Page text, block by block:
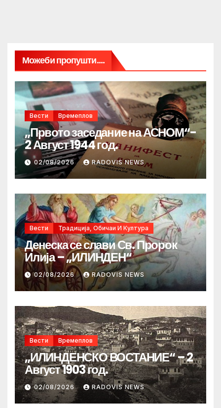
Можеби пропушти....
Вести Времеплов
„Првото заседание на АСНОМ“-
2 Август 1944 год.
02/08/2026 RADOVIS NEWS
Вести Традиција, Обичаи И Култура
Денеска се слави Св. Пророк
Илија – „ИЛИНДЕН“
02/08/2026 RADOVIS NEWS
Вести Времеплов
„ИЛИНДЕНСКО ВОСТАНИЕ“ – 2
Август 1903 год.
02/08/2026 RADOVIS NEWS